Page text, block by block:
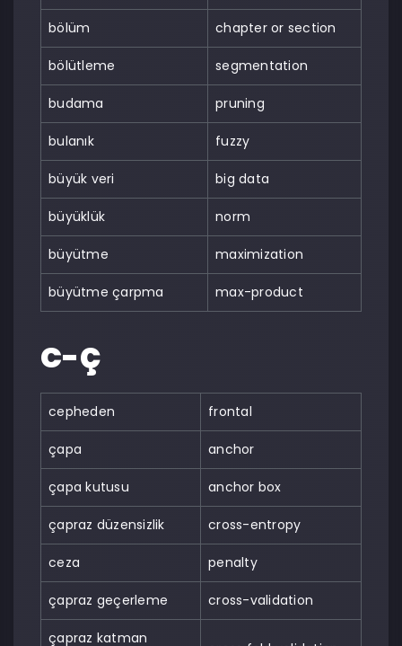
bölüm chapter or section
bölütleme segmentation
budama pruning
bulanık fuzzy
büyük veri big data
büyüklük norm
büyütme maximization
büyütme çarpma max-product
C-Ç
cepheden frontal
çapa anchor
çapa kutusu anchor box
çapraz düzensizlik cross-entropy
ceza penalty
çapraz geçerleme cross-validation
çapraz katman